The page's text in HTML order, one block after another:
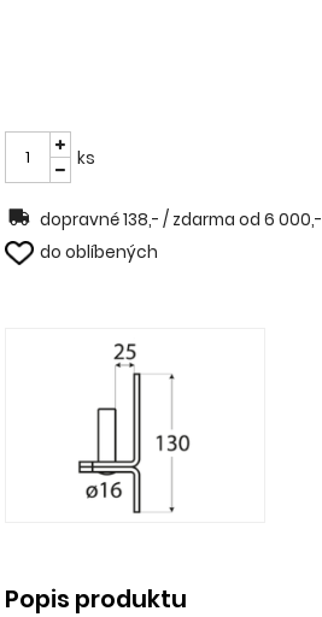
ks
dopravné 138,- / zdarma od 6 000,-
do oblíbených
Popis produktu